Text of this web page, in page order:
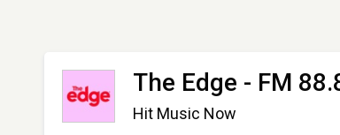
The Edge - FM
Hit Music Now